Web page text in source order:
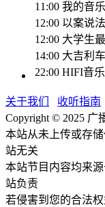
11:00 我的音
12:00 以案说法
12:00 大学生
14:00 大吉利
22:00 HIFI音
关于我们 收听指南
Copyright © 2025 广
本站从未上传或存
站无关
本站节目内容均来
站负责
若侵害到您的合法权